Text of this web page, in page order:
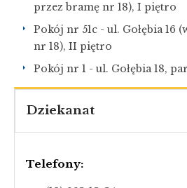
przez bramę nr 18), I piętro
Pokój nr 51c - ul. Gołębia 16
nr 18), II piętro
Pokój nr 1 - ul. Gołębia 18,
Dziekanat
Telefony: